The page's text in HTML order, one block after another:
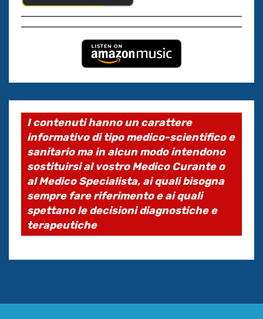
I contenuti hanno un carattere
informativo di tipo medico-scientifico e
sanitario ma in alcun modo intendono
sostituirsi al vostro Medico Curante o
al Medico Specialista, ai quali bisogna
sempre fare riferimento e ai quali
spettano le decisioni diagnostiche e
terapeutiche